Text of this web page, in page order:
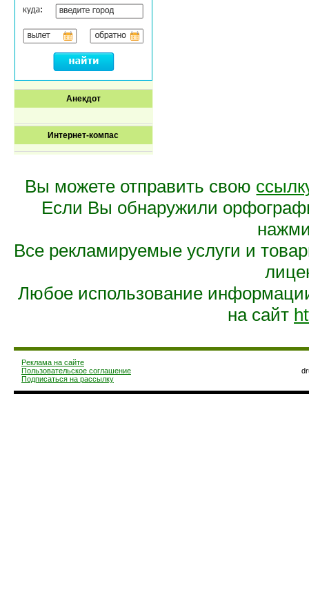
Анекдот
Интернет-компас
Вы можете отправить свою
Если Вы обнаружили
Все рекламируемые услуги и
Любое использование
на сайт
Реклама на сайте
Пользовательское соглашение
Подписаться на рассылку